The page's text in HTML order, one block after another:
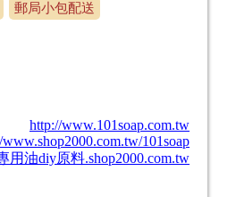
郵局小包配送
http://www.101soap.com.tw
www.shop2000.com.tw/101soap
用油diy原料.shop2000.com.tw